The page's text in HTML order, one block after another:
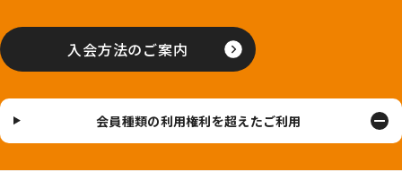
入会方法のご案内
会員種類の利用権利を超えたご利用